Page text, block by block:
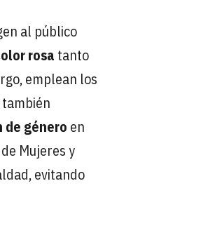
al público
rosa tanto
emplean los
de género en
Mujeres y
evitando